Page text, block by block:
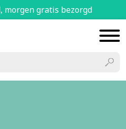
morgen gratis bezorgd